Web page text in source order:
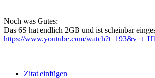
Noch was Gutes:
Das 6S hat endlich 2GB und ist scheinbar
https://www.youtube.com/
Zitat einfügen